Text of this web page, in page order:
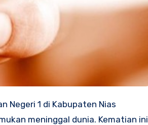
meninggal dunia. Kematian ini